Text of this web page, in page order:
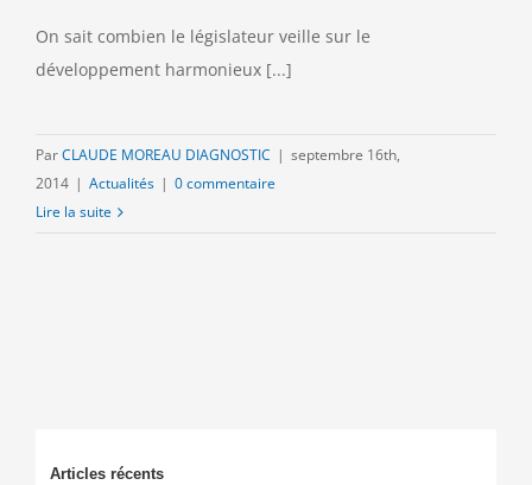
On sait combien le législateur veille sur le
développement harmonieux [...]
ParCLAUDE MOREAU DIAGNOSTIC | septembre 16th,
2014 | Actualités | 0 commentaire
Lire la suite
Articles récents